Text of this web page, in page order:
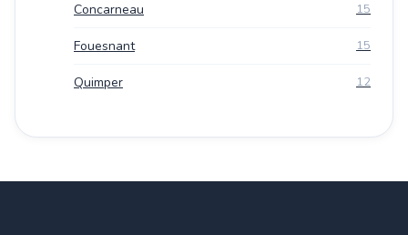
Concarneau 15
Fouesnant 15
Quimper 12